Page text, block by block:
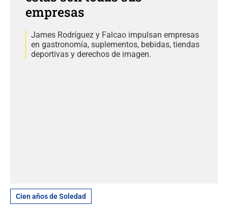
empresas
James Rodríguez y Falcao impulsan empresas
en gastronomía, suplementos, bebidas, tiendas
deportivas y derechos de imagen.
Cien años de Soledad